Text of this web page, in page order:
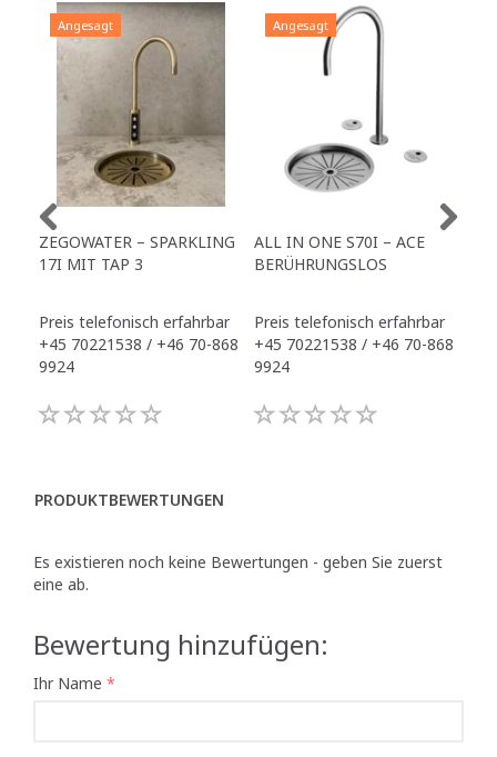
Angesagt
ZEGOWATER – SPARKLING
17I MIT TAP 3
Preis telefonisch erfahrbar
+45 70221538 / +46 70-868
9924
Angesagt
ALL IN ONE S70I – ACE
BERÜHRUNGSLOS
Preis telefonisch erfahrbar
+45 70221538 / +46 70-868
9924
PRODUKTBEWERTUNGEN
Es existieren noch keine Bewertungen - geben Sie zuerst
eine ab.
Bewertung hinzufügen:
Ihr Name